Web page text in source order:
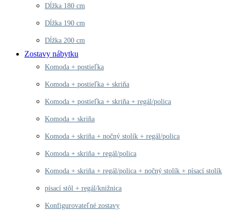
Dĺžka 180 cm
Dĺžka 190 cm
Dĺžka 200 cm
Zostavy nábytku
Komoda + postieľka
Komoda + postieľka + skriňa
Komoda + postieľka + skriňa + regál/polica
Komoda + skriňa
Komoda + skriňa + nočný stolík + regál/polica
Komoda + skriňa + regál/polica
Komoda + skriňa + regál/polica + nočný stolík + písací stolík
písací stôl + regál/knižnica
Konfigurovateľné zostavy